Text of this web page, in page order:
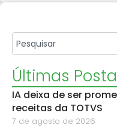
Últimas
IA deixa de ser
receitas da TOTVS
7 de agosto de 2026